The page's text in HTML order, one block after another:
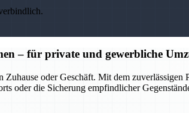
– für private und gewerbliche
oder Geschäft. Mit dem
oder die Sicherung empfindlicher